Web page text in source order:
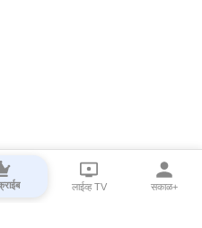
लाईव्ह TV सकाळ+